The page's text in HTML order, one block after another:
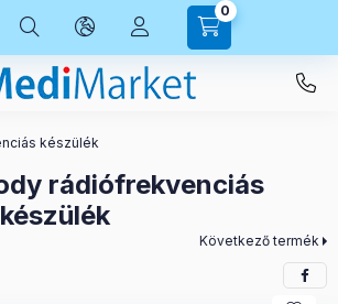
0
készülék
rádiófrekvenciás
Következő termék